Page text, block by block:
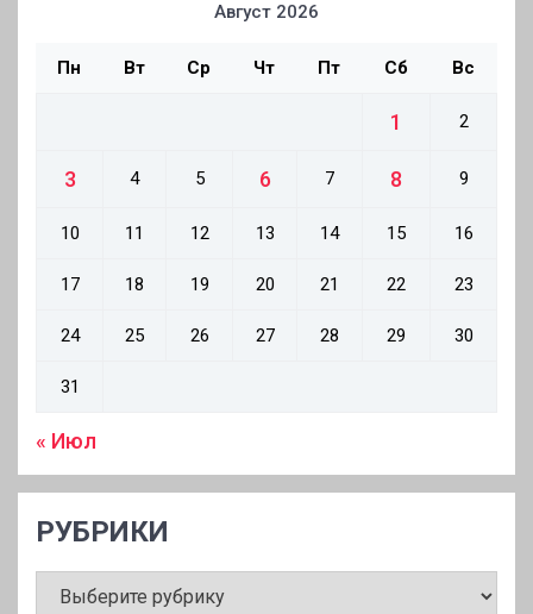
Август 2026
Пн Вт Ср Чт Пт Сб Вс
1 2
3 4 5 6 7 8 9
10 11 12 13 14 15 16
17 18 19 20 21 22 23
24 25 26 27 28 29 30
31
« Июл
РУБРИКИ